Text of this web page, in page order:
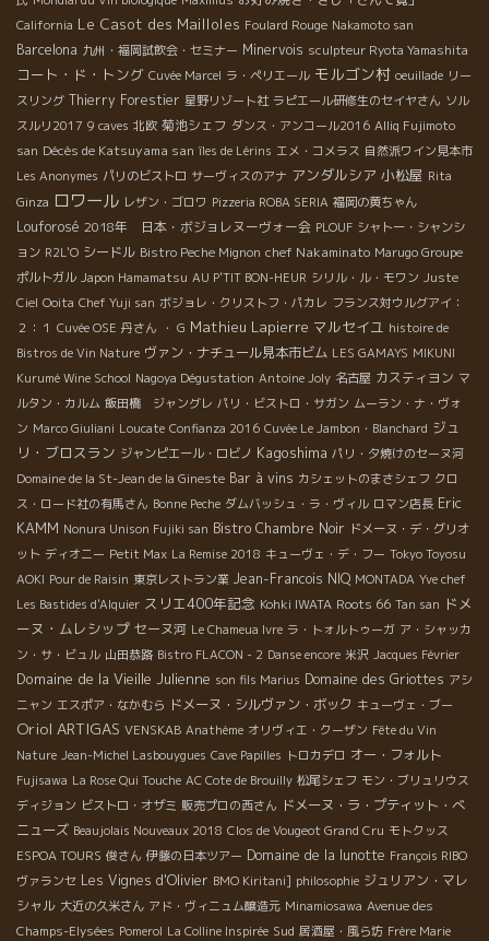
California Le Casot des Mailloles Foulard Rouge Nakamoto san
Barcelona 九州・福岡試飲会・セミナー Minervois sculpteur Ryota Yamashita
コート・ド・トング Cuvée Marcel ラ・ペリエール モルゴン村 oeuillade リー
スリング Thierry Forestier 星野リゾート社 ラピエール研修生のセイヤさん ソル
スルリ2017 9 caves 北欧 菊池シェフ ダンス・アンコール2016 Alliq Fujimoto
san Décès de Katsuyama san îles de Lérins エメ・コメラス 自然派ワイン見本市
Les Anonymes パリのビストロ サーヴィスのアナ アンダルシア 小松屋 Rita
Ginza ロワール レザン・ゴロワ Pizzeria ROBA SERIA 福岡の黄ちゃん
Louforosé 2018年 日本・ボジョレヌーヴォー会 PLOUF シャトー・シャンシ
ョン R2L'O シードル Bistro Peche Mignon chef Nakaminato Marugo Groupe
ポルトガル Japon Hamamatsu AU P'TIT BON-HEUR シリル・ル・モワン Juste
Ciel Ooita Chef Yuji san ボジョレ・クリストフ・パカレ フランス対ウルグアイ：
２：１ Cuvée OSE 丹さん ・ G Mathieu Lapierre マルセイユ histoire de
Bistros de Vin Nature ヴァン・ナチュール見本市ビム LES GAMAYS MIKUNI
Kurumé Wine School Nagoya Dégustation Antoine Joly 名古屋 カスティヨン マ
ルタン・カルム 飯田橋 ジャングレ パリ・ビストロ・サガン ムーラン・ナ・ヴォ
ン Marco Giuliani Loucate Confianza 2016 Cuvée Le Jambon・Blanchard ジュ
リ・ブロスラン ジャンピエール・ロビノ Kagoshima パリ・夕焼けのセーヌ河
Domaine de la St-Jean de la Gineste Bar à vins カシェットのまさシェフ クロ
ス・ロード社の有馬さん Bonne Peche ダムバッシュ・ラ・ヴィル ロマン店長 Eric
KAMM Nonura Unison Fujiki san Bistro Chambre Noir ドメーヌ・デ・グリオ
ット ディオニー Petit Max La Remise 2018 キューヴェ・デ・フー Tokyo Toyosu
AOKI Pour de Raisin 東京レストラン業 Jean-Francois NIQ MONTADA Yve chef
Les Bastides d'Alquier スリエ400年記念 Kohki IWATA Roots 66 Tan san ドメ
ーヌ・ムレシップ セーヌ河 Le Chameua Ivre ラ・トォルトゥーガ ア・シャッカ
ン・サ・ビュル 山田恭路 Bistro FLACON - 2 Danse encore 米沢 Jacques Février
Domaine de la Vieille Julienne son fils Marius Domaine des Griottes アシ
ニャン エスポア・なかむら ドメーヌ・シルヴァン・ボック キューヴェ・ブー
Oriol ARTIGAS VENSKAB Anathème オリヴィエ・クーザン Fête du Vin
Nature Jean-Michel Lasbouygues Cave Papilles トロカデロ オー・フォルト
Fujisawa La Rose Qui Touche AC Cote de Brouilly 松尾シェフ モン・ブリュリウス
ディジョン ビストロ・オザミ 販売プロの西さん ドメーヌ・ラ・プティット・べ
ニューズ Beaujolais Nouveaux 2018 Clos de Vougeot Grand Cru モトクッス
ESPOA TOURS 俊さん 伊藤の日本ツアー Domaine de la lunotte François RIBO
ヴァランセ Les Vignes d'Olivier BMO Kiritani] philosophie ジュリアン・マレ
シャル 大近の久米さん アド・ヴィニュム醸造元 Minamiosawa Avenue des
Champs-Elysées Pomerol La Colline Inspirée Sud 居酒屋・風ら坊 Frère Marie